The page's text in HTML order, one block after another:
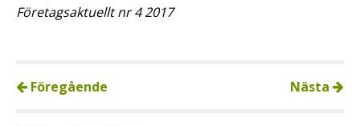
Företagsaktuellt nr 4 2017
Föregående Nästa